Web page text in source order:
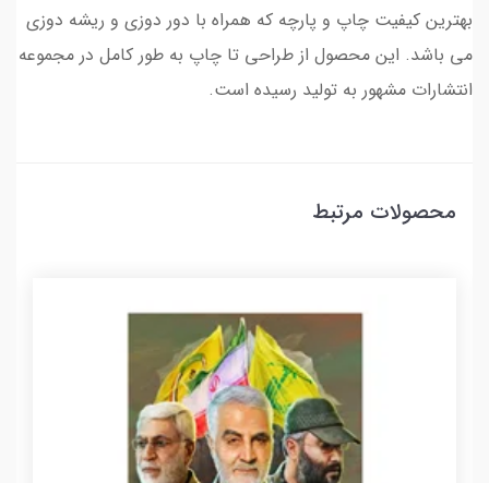
بهترین کیفیت چاپ و پارچه که همراه با دور دوزی و ریشه دوزی
می باشد. این محصول از طراحی تا چاپ به طور کامل در مجموعه
انتشارات مشهور به تولید رسیده است.
محصولات مرتبط